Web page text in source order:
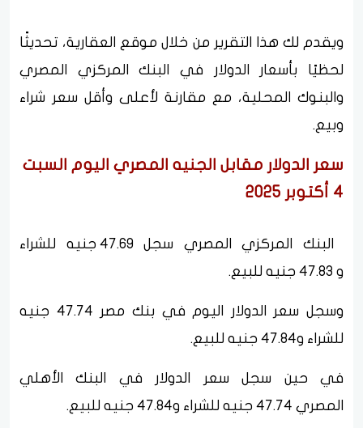
ويقدم لك هذا التقرير من خلال موقع العقارية، تحديثًا
لحظيًا بأسعار الدولار في البنك المركزي المصري
والبنوك المحلية، مع مقارنة لأعلى وأقل سعر شراء
وبيع.
سعر الدولار مقابل الجنيه المصري اليوم السبت
4 أكتوبر 2025
البنك المركزي المصري سجل 47.69 جنيه للشراء
و 47.83 جنيه للبيع.
وسجل سعر الدولار اليوم في بنك مصر 47.74 جنيه
للشراء و47.84 جنيه للبيع.
في حين سجل سعر الدولار في البنك الأهلي
المصري 47.74 جنيه للشراء و47.84 جنيه للبيع.